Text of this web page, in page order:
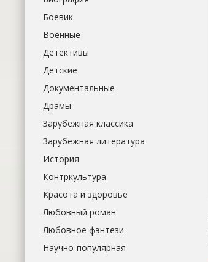
Боевик
Военные
Детективы
Детские
Документальные
Драмы
Зарубежная классика
Зарубежная литература
История
Контркультура
Красота и здоровье
Любовный роман
Любовное фэнтези
Научно-популярная